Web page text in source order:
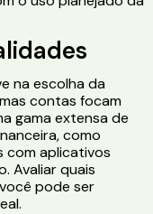
na escolha da
contas focam
gama extensa de
como
com aplicativos
Avaliar quais
pode ser